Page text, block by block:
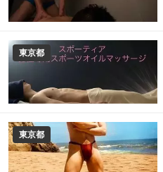
東京都
東京都